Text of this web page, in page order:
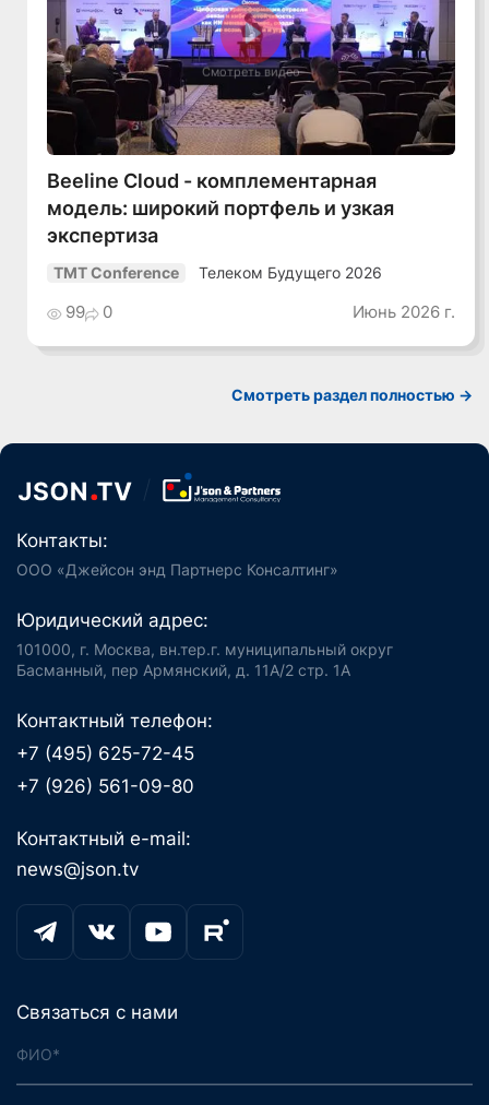
Смотреть видео
Beeline Cloud - комплементарная
модель: широкий портфель и узкая
экспертиза
TMT Conference Телеком Будущего 2026
99 0 Июнь 2026 г.
Смотреть раздел полностью ->
Контакты:
ООО «Джейсон энд Партнерс Консалтинг»
Юридический адрес:
101000, г. Москва, вн.тер.г. муниципальный округ
Басманный, пер Армянский, д. 11А/2 стр. 1А
Контактный телефон:
+7 (495) 625-72-45
+7 (926) 561-09-80
Контактный e-mail:
news@json.tv
Связаться с нами